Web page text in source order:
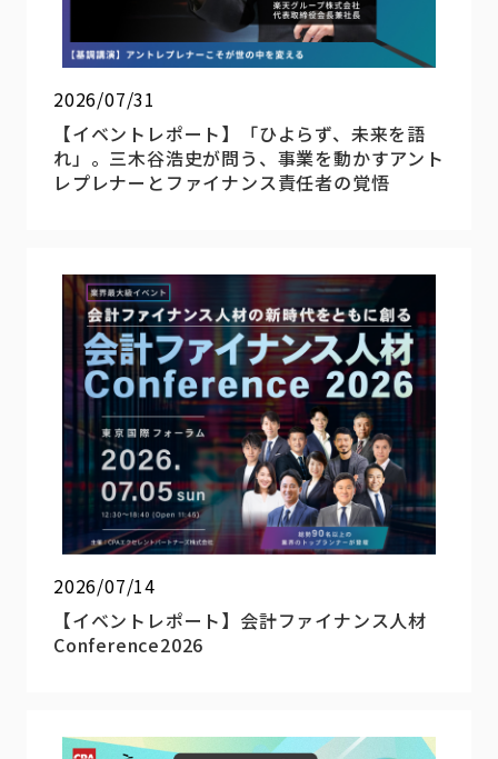
2026/07/31
【イベントレポート】「ひよらず、未来を語
れ」。三木谷浩史が問う、事業を動かすアント
レプレナーとファイナンス責任者の覚悟
2026/07/14
【イベントレポート】会計ファイナンス人材
Conference2026